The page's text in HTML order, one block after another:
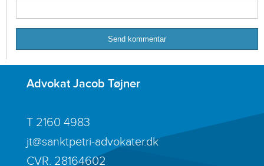
Advokat Jacob Tøjner
T 2160 4983
jt@sanktpetri-advokater.dk
CVR. 28164602